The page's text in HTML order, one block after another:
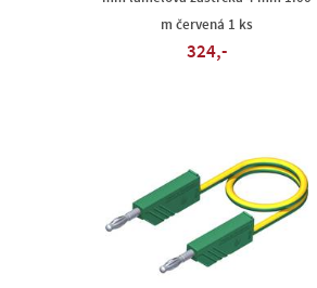
m červená 1 ks
324,-